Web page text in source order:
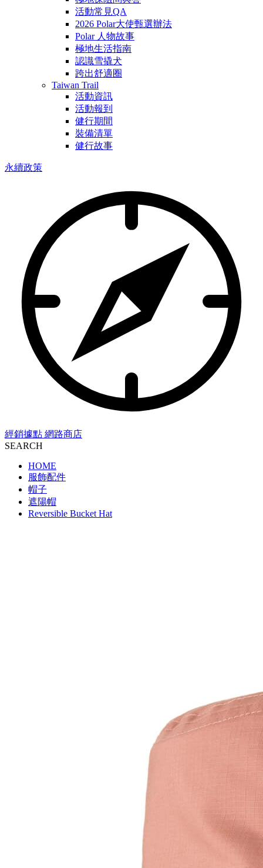
活動常見QA
2026 Polar大使甄選辦法
Polar 人物故事
極地生活指南
認識雪撬犬
跨出舒適圈
Taiwan Trail
活動資訊
活動報到
健行期間
裝備清單
健行故事
永續政策
經銷據點 網路商店
SEARCH
HOME
服飾配件
帽子
遮陽帽
Reversible Bucket Hat